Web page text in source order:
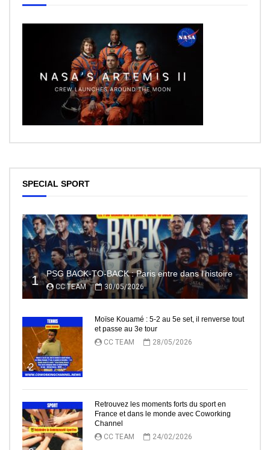
SPECIAL SPORT
1 PSG BACK-TO-BACK : Paris entre dans l’histoire
CC TEAM 30/05/2026
2
Moïse Kouamé : 5-2 au 5e set, il renverse tout
et passe au 3e tour
CC TEAM
28/05/2026
Retrouvez les moments forts du sport en
France et dans le monde avec Coworking
Channel
CC TEAM
24/02/2026